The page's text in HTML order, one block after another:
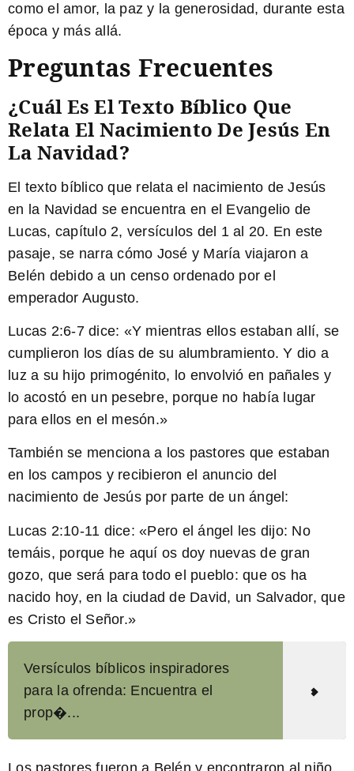
como el amor, la paz y la generosidad, durante esta
época y más allá.
Preguntas Frecuentes
¿Cuál Es El Texto Bíblico Que
Relata El Nacimiento De Jesús En
La Navidad?
El texto bíblico que relata el nacimiento de Jesús
en la Navidad se encuentra en el Evangelio de
Lucas, capítulo 2, versículos del 1 al 20. En este
pasaje, se narra cómo José y María viajaron a
Belén debido a un censo ordenado por el
emperador Augusto.
Lucas 2:6-7dice: «Y mientras ellos estaban allí, se
cumplieron los días de su alumbramiento. Y dio a
luz a su hijo primogénito, lo envolvió en pañales y
lo acostó en un pesebre, porque no había lugar
para ellos en el mesón.»
También se menciona a los pastores que estaban
en los campos y recibieron el anuncio del
nacimiento de Jesús por parte de un ángel:
Lucas 2:10-11 dice: «Pero el ángel les dijo: No
temáis, porque he aquí os doy nuevas de gran
gozo, que será para todo el pueblo: que os ha
nacido hoy, en la ciudad de David, un Salvador, que
es Cristo el Señor.»
Versículos bíblicos inspiradores
para la ofrenda: Encuentra el
prop�...